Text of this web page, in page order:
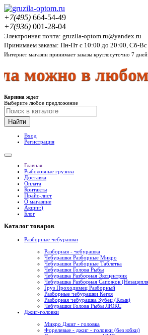
+7(495) 664-54-49
+7(936) 001-28-04
Электронная почта: gruzila-optom.ru@yandex.ru
Принимаем заказы: Пн-Пт с 10:00 до 20:00, Сб-
Интернет магазин принимает заказы круглосуточно 7
в любом
Корзина ждет
Выберите любое предложение
Найти
Вход
Регистрация
Главная
Рыболовные грузила
Доставка
Оплата
Контакты
Прайс-лист
О магазине
Акции:)
Блог
Каталог товаров
Разборные чебурашки
Разборная - чебурашка
Чебурашки Разборные Микро
Чебурашки Разборные Таблетка
Чебурашки Голова Рыбы
Чебурашка Разборная Эксцентрик
Чебурашка Разборная Сапожок
Груз Проходимец Разборный
Разборные чебурашки Кегля
Разборная чебурашка Зубец (Клык)
Чебурашки Голова Рыбы ЛЮКС
Джиг-головки
Микро Джиг - головка
Форелевые - джиг - головки (без юбки)